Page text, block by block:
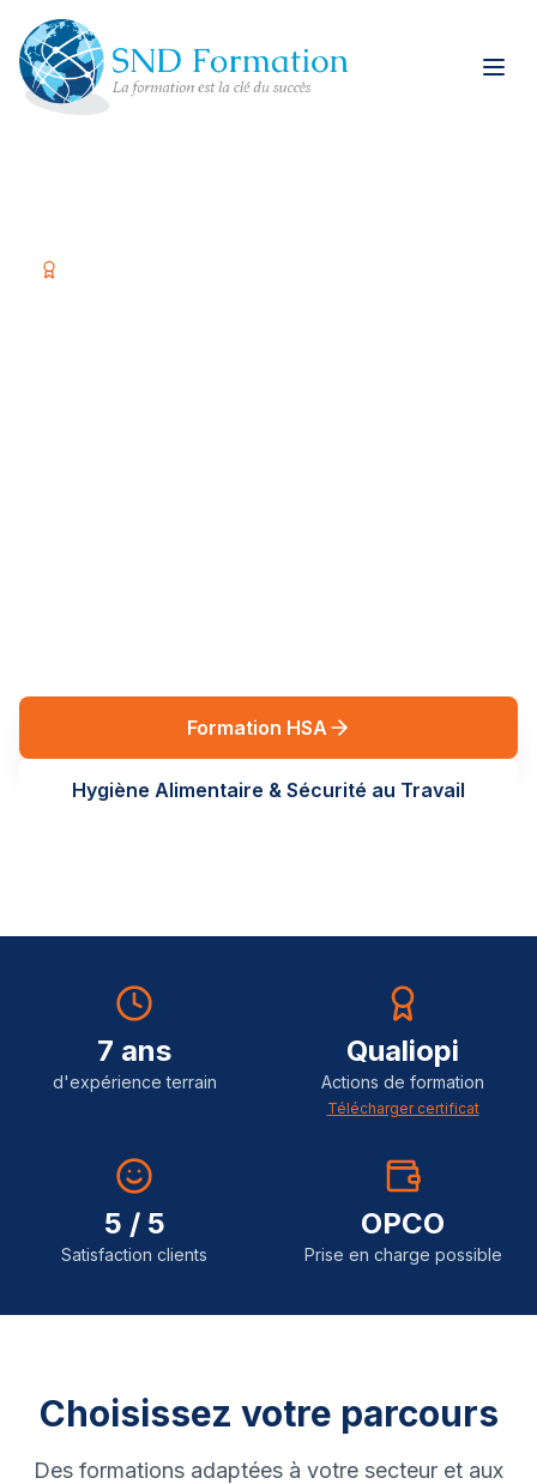
Formation HSA
Hygiène Alimentaire & Sécurité au Travail
7 ans
d'expérience terrain
Qualiopi
Actions de formation
Télécharger certificat
5 / 5
Satisfaction clients
OPCO
Prise en charge possible
Choisissez votre parcours
Des formations adaptées à votre secteur et aux